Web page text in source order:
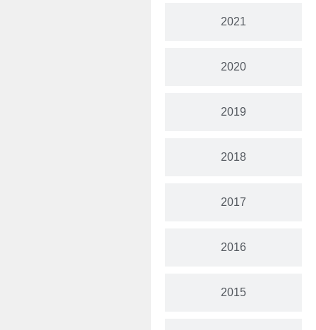
2021
2020
2019
2018
2017
2016
2015